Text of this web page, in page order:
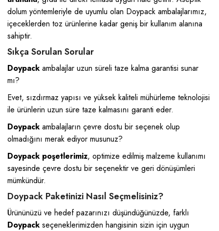
dolum yöntemleriyle de uyumlu olan Doypack ambalajlarımız,
içeceklerden toz ürünlerine kadar geniş bir kullanım alanına
sahiptir.
Sıkça Sorulan Sorular
Doypackambalajlar uzun süreli taze kalma garantisi sunar
mı?
Evet, sızdırmaz yapısı ve yüksek kaliteli mühürleme teknolojisi
ile ürünlerin uzun süre taze kalmasını garanti eder.
Doypackambalajların çevre dostu bir seçenek olup
olmadığını merak ediyor musunuz?
Doypack poşetlerimiz, optimize edilmiş malzeme kullanımı
sayesinde çevre dostu bir seçenektir ve geri dönüşümleri
mümkündür.
Doypack Paketinizi Nasıl Seçmelisiniz?
Ürününüzü ve hedef pazarınızı düşündüğünüzde, farklı
Doypackseçeneklerimizden hangisinin sizin için uygun